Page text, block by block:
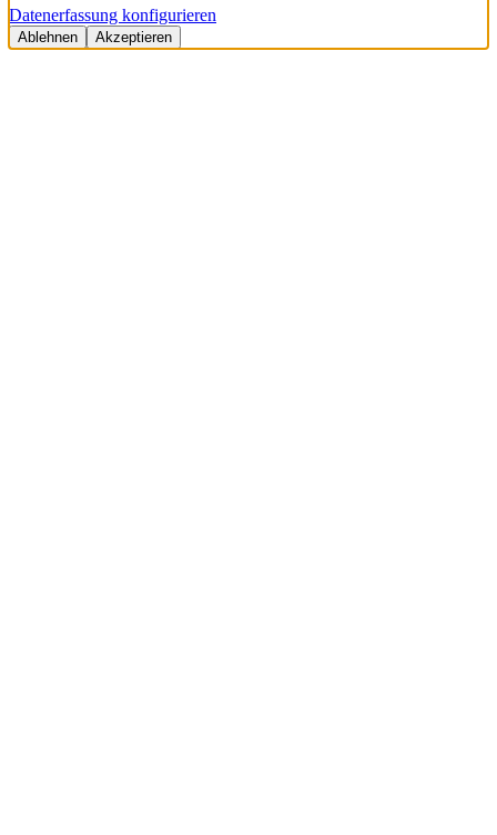
Datenerfassung konfigurieren
Ablehnen Akzeptieren